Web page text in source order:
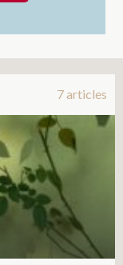
7 articles